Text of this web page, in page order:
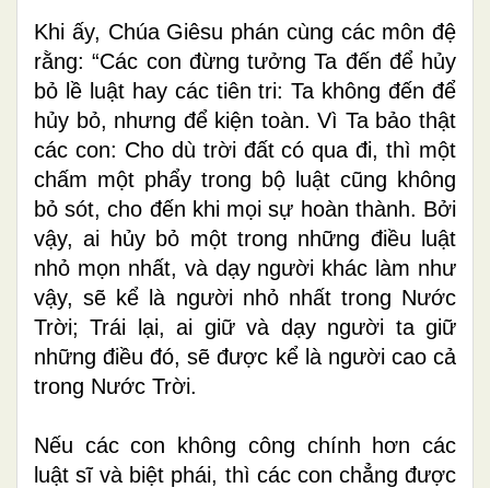
Khi ấy, Chúa Giêsu phán cùng các môn đệ
rằng: “Các con đừng tưởng Ta đến để hủy
bỏ lề luật hay các tiên tri: Ta không đến để
hủy bỏ, nhưng để kiện toàn. Vì Ta bảo thật
các con: Cho dù trời đất có qua đi, thì một
chấm một phẩy trong bộ luật cũng không
bỏ sót, cho đến khi mọi sự hoàn thành. Bởi
vậy, ai hủy bỏ một trong những điều luật
nhỏ mọn nhất, và dạy người khác làm như
vậy, sẽ kể là người nhỏ nhất trong Nước
Trời; Trái lại, ai giữ và dạy người ta giữ
những điều đó, sẽ được kể là người cao cả
trong Nước Trời.
Nếu các con không công chính hơn các
luật sĩ và biệt phái, thì các con chẳng được